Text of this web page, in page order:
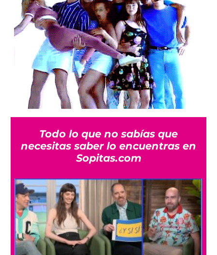
Todo lo que no sabías que
necesitas saber lo encuentras en
Sopitas.com